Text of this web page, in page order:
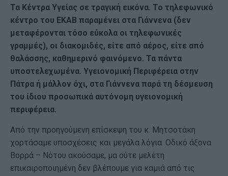
Τα Κέντρα Υγείας σε τραγική εικόνα. Το τηλεφωνικό
κέντρο του ΕΚΑΒ παραμένει στα Γιάννενα (δεν
μεταφέρονται τόσο εύκολα οι τηλεφωνικές
γραμμές), οι διακομιδές, είτε από αέρος, είτε από
θαλάσσης, καθημερινό φαινόμενο. Τα πάντα
υποστελεχωμένα. Υγειονομική Περιφέρεια στην
Πάτρα ή μάλλον όχι, στα Γιάννενα παρά τη δέσμευση
του ίδιου προσωπικά αυτόνομη υγειονομική
περιφέρεια.
Από την προηγούμενη επίσκεψη του κ. Μητσοτάκη
χορτάσαμε υποσχέσεις και μεγάλα λόγια. Οδικό άξονα
Βορρά – Νότου ακούσαμε, μα ούτε μελέτη
επικαιροποιημένη δεν βλέπουμε για καμιά από τις